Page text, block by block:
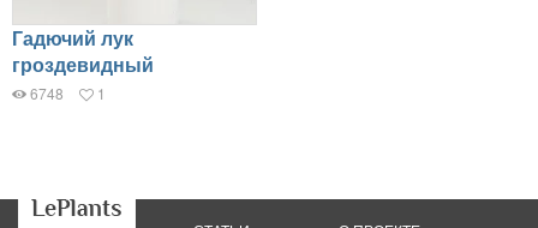
Гадючий лук
гроздевидный
6748 1